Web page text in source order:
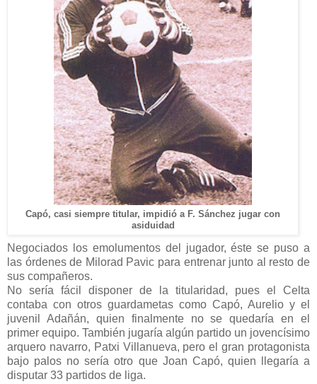
Capó, casi siempre titular, impidió a F. Sánchez jugar con
asiduidad
Negociados los emolumentos del jugador, éste se puso a
las órdenes de Milorad Pavic para entrenar junto al resto de
sus compañeros.
No sería fácil disponer de la titularidad, pues el Celta
contaba con otros guardametas como Capó, Aurelio y el
juvenil Adañán, quien finalmente no se quedaría en el
primer equipo. También jugaría algún partido un jovencísimo
arquero navarro, Patxi Villanueva, pero el gran protagonista
bajo palos no sería otro que Joan Capó, quien llegaría a
disputar 33 partidos de liga.